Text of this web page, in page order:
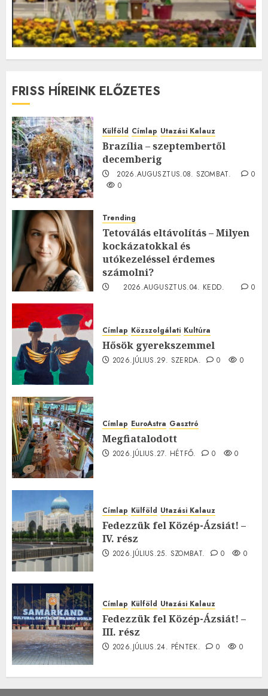
FRISS HÍREINK ELŐZETES
Külföld Címlap Utazási Kalauz
Brazília – szeptembertől
decemberig
2026.AUGUSZTUS.08. SZOMBAT.
0
0
Trending
Tetoválás eltávolítás – Milyen
kockázatokkal és
utókezeléssel érdemes
számolni?
2026.AUGUSZTUS.04. KEDD.
0
Címlap Közszolgálati Kultúra
Hősök gyerekszemmel
2026.JÚLIUS.29. SZERDA. 0 0
Címlap EuroAstra Gasztró
Megfiatalodott
2026.JÚLIUS.27. HÉTFŐ. 0 0
Címlap Külföld Utazási Kalauz
Fedezzük fel Közép-Ázsiát! –
IV. rész
2026.JÚLIUS.25. SZOMBAT. 0 0
Címlap Külföld Utazási Kalauz
Fedezzük fel Közép-Ázsiát! –
III. rész
2026.JÚLIUS.24. PÉNTEK. 0 0